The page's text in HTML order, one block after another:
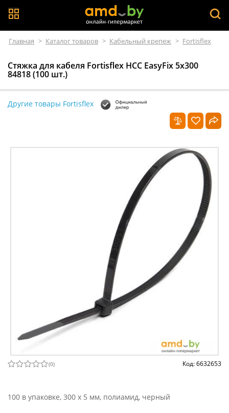
Главная > Каталог товаров > Кабельный крепеж > Fortisflex
Стяжка для кабеля Fortisflex НСС EasyFix 5х300
84818 (100 шт.)
Другие товары Fortisflex
(0) Код: 6632653
100 в упаковке, 300 x 5 мм, полиамид, черный